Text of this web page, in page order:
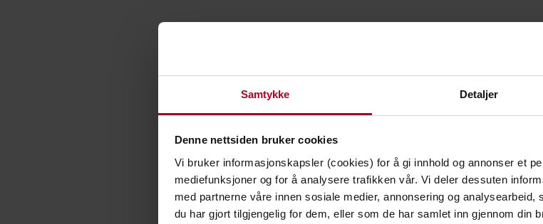
Samtykke Detaljer
Denne nettsiden bruker cookies
Vi bruker informasjonskapsler (cookies) for å gi innhold og annonser et
mediefunksjoner og for å analysere trafikken vår. Vi deler dessuten
med partnerne våre innen sosiale medier, annonsering og
du har gjort tilgjengelig for dem, eller som de har samlet inn gjennom din